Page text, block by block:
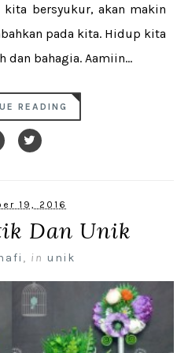
kita bersyukur, akan makin
pada kita. Hidup kita
dan bahagia. Aamiin...
READING
19, 2016
Dan Unik
, in unik